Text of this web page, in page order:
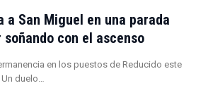
a San Miguel en una parada
con el ascenso
en los puestos de Reducido este
duelo…